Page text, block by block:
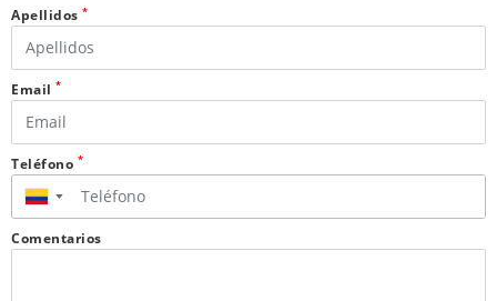
Apellidos *
Email *
Teléfono *
▼
Comentarios